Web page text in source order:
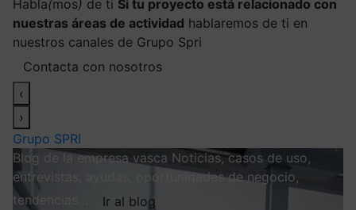
Habla(mos) de ti Si tu proyecto está relacionado con
nuestras áreas de actividad hablaremos de ti en
nuestros canales de Grupo Spri
Contacta con nosotros
‹
›
Grupo SPRI
Blog de la empresa vasca Noticias, casos de uso,
entrevistas, ayudas, oportunidades de negocio,
tendencias…
Ir al blog